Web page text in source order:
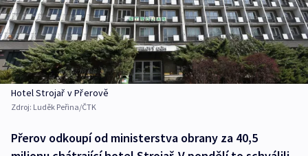
Hotel Strojař v Přerově
Zdroj: Luděk Peřina/ČTK
Přerov odkoupí od ministerstva obrany za 40,5